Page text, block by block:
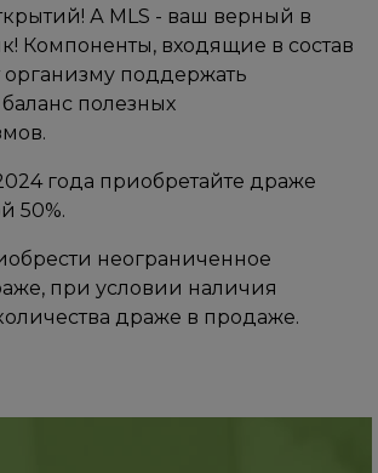
А MLS - ваш верный в
Компоненты, входящие в состав
организму поддержать
полезных
года приобретайте драже
50%.
неограниченное
при условии наличия
драже в продаже.